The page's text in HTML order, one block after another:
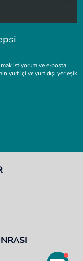
istiyorum ve e-posta
yurt içi ve yurt dışı yerleşik